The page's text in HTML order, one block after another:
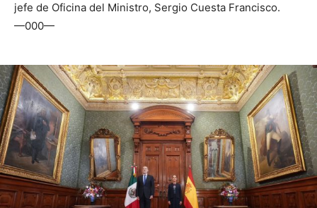
jefe de Oficina del Ministro, Sergio Cuesta Francisco.
—000—